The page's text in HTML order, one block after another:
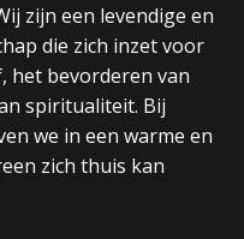
zijn een levendige en
die zich inzet voor
het bevorderen van
spiritualiteit. Bij
we in een warme en
zich thuis kan